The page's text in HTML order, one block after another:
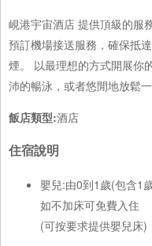
峴港宇宙酒店 提供頂級的服
預訂機場接送服務，確保抵
煙。 以最理想的方式開展你
沛的暢泳，或者悠閒地放鬆一
飯店類型:酒店
住宿說明
嬰兒:由0到1歲(包含1
如不加床可免費入住
(可按要求提供嬰兒床)